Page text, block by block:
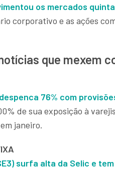
os mercados
corporativo e as ações
que mexem
76% com
de sua exposição à
janeiro.
surfa alta da Selic e